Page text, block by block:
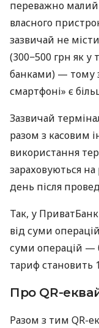
переважно малий
власного
зазвичай не
(300−500 грн як у
банками) — тому
смартфоні» є
Зазвичай
разом з касовим
використання
зараховуються
день після
Так, у
від суми
суми операцій —
тариф становить
Про QR-
Разом з тим QR-